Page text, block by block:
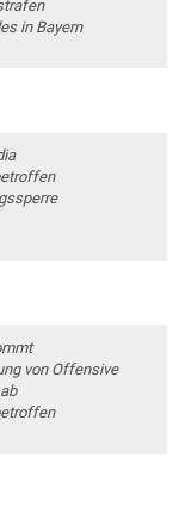
in Bayern
von Offensive